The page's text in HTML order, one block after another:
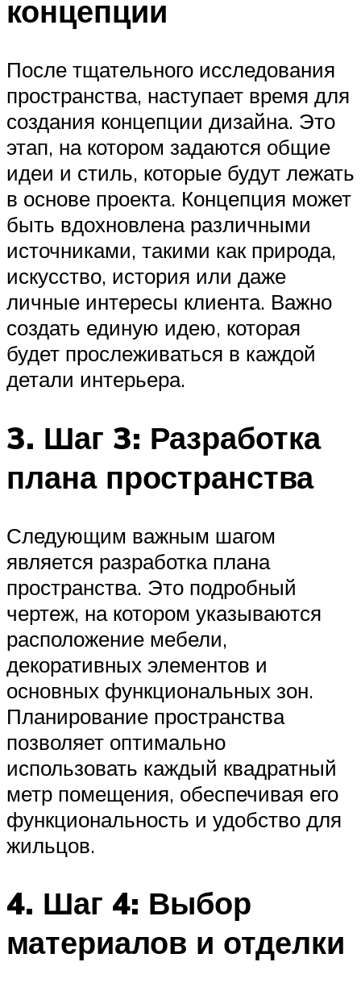
концепции
После тщательного исследования
пространства, наступает время для
создания концепции дизайна. Это
этап, на котором задаются общие
идеи и стиль, которые будут лежать
в основе проекта. Концепция может
быть вдохновлена различными
источниками, такими как природа,
искусство, история или даже
личные интересы клиента. Важно
создать единую идею, которая
будет прослеживаться в каждой
детали интерьера.
3. Шаг 3: Разработка
плана пространства
Следующим важным шагом
является разработка плана
пространства. Это подробный
чертеж, на котором указываются
расположение мебели,
декоративных элементов и
основных функциональных зон.
Планирование пространства
позволяет оптимально
использовать каждый квадратный
метр помещения, обеспечивая его
функциональность и удобство для
жильцов.
4. Шаг 4: Выбор
материалов и отделки